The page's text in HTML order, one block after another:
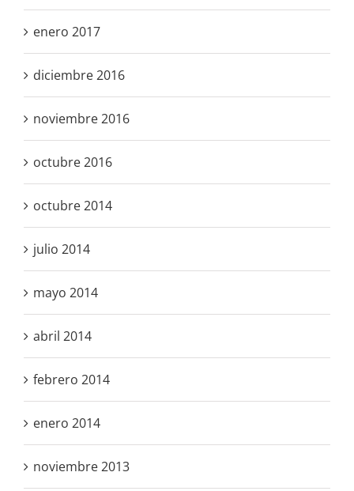
enero 2017
diciembre 2016
noviembre 2016
octubre 2016
octubre 2014
julio 2014
mayo 2014
abril 2014
febrero 2014
enero 2014
noviembre 2013